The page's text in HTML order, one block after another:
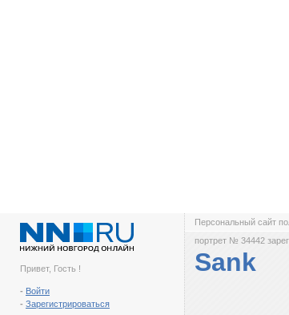
Привет, Гость !
- Войти
- Зарегистрироваться
Персональный сайт
портрет № 34442
Sank